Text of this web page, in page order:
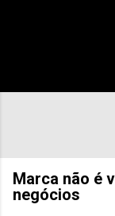
Marca não é
negócios